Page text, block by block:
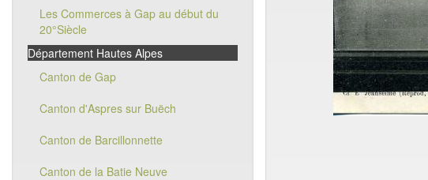
Les Commerces à Gap au début du
20°Siècle
Département Hautes Alpes
Canton de Gap
Canton d'Aspres sur Buëch
Canton de Barcillonnette
Canton de la Batie Neuve